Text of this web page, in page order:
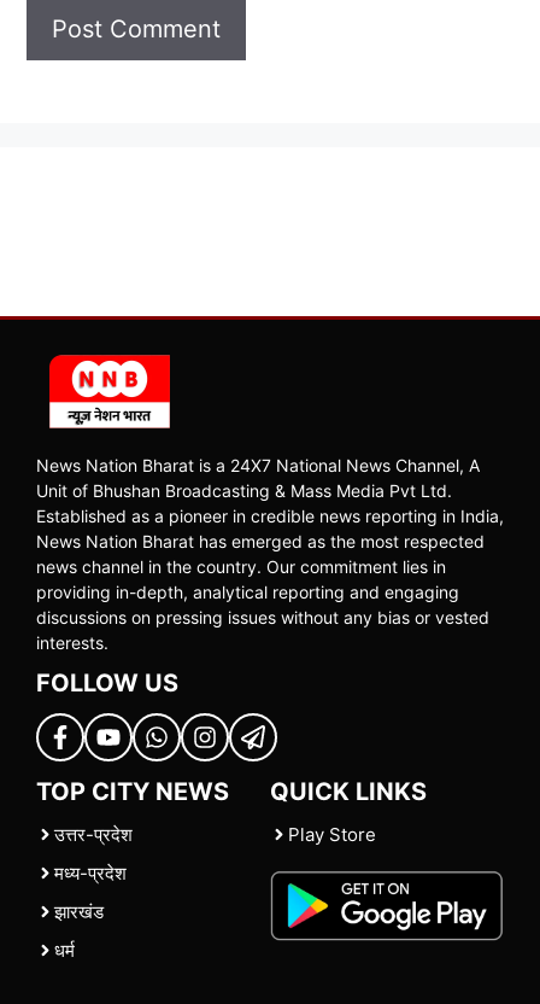
News Nation Bharat is a 24X7 National News Channel, A
Unit of Bhushan Broadcasting & Mass Media Pvt Ltd.
Established as a pioneer in credible news reporting in India,
News Nation Bharat has emerged as the most respected
news channel in the country. Our commitment lies in
providing in-depth, analytical reporting and engaging
discussions on pressing issues without any bias or vested
interests.
FOLLOW US
TOP CITY NEWS
उत्तर-प्रदेश
मध्य-प्रदेश
झारखंड
धर्म
QUICK LINKS
Play Store